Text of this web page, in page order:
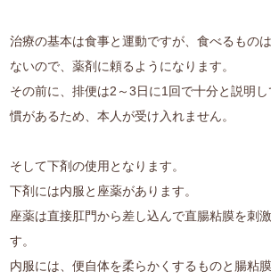
治療の基本は食事と運動ですが、食べるもの
ないので、薬剤に頼るようになります。
その前に、排便は2～3日に1回で十分と説明
慣があるため、本人が受け入れません。
そして下剤の使用となります。
下剤には内服と座薬があります。
座薬は直接肛門から差し込んで直腸粘膜を刺
す。
内服には、便自体を柔らかくするものと腸粘